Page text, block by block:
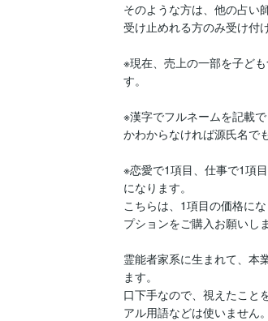
そのような方は、他の占い
受け止めれる方のみ受け付
※現在、売上の一部を子ど
す。
※漢字でフルネームを記載
かわからなければ源氏名で
※恋愛で1項目、仕事で1項
になります。
こちらは、1項目の価格に
プションをご購入お願いし
霊能者家系に生まれて、本
ます。
口下手なので、視えたこと
アル用語などは使いません。